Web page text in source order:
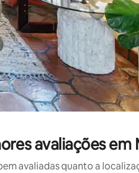
avaliações
avaliadas quanto a